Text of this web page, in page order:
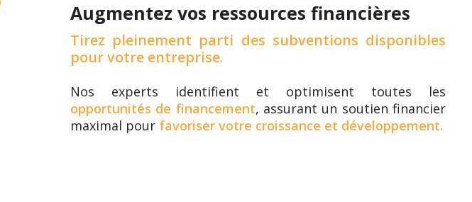
Augmentez vos ressources financières
Tirez pleinement parti des subventions disponibles
pour votre entreprise.
Nos experts identifient et optimisent toutes les
opportunités de financement, assurant un soutien financier
maximal pour favoriser votre croissance et développement.